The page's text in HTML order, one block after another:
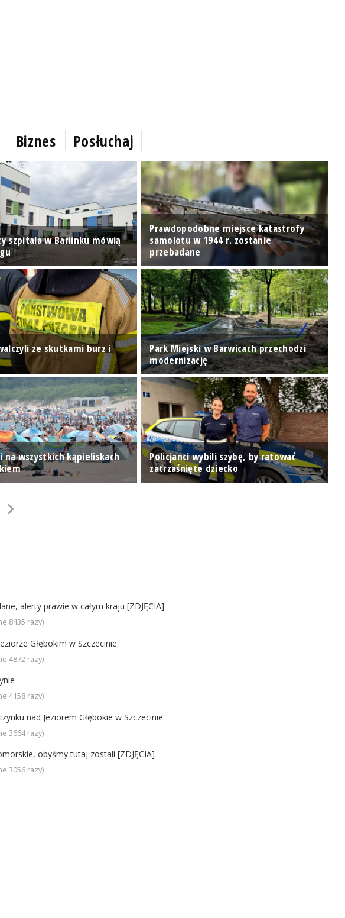
Biznes Posłuchaj
szpitala w Barlinku mówią
Prawdopodobne miejsce katastrofy
samolotu w 1944 r. zostanie
przebadane
ze skutkami burz i
Park Miejski w Barwicach przechodzi
modernizację
na wszystkich kąpieliskach
Policjanci wybili szybę, by ratować
zatrzaśnięte dziecko
alerty prawie w całym kraju [ZDJĘCIA]
8435 razy)
Głębokim w Szczecinie
4872 razy)
4158 razy)
nad Jeziorem Głębokie w Szczecinie
3664 razy)
obyśmy tutaj zostali [ZDJĘCIA]
3056 razy)